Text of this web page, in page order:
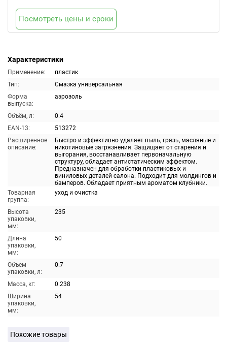
Характеристики
Применение:
пластик
Тип:
Смазка универсальная
Форма
выпуска:
аэрозоль
Объём, л:
0.4
EAN-13:
513272
Расширенное
описание:
Быстро и эффективно удаляет пыль, грязь, масляные и
никотиновые загрязнения. Защищает от старения и
выгорания, восстанавливает первоначальную
структуру, обладает антистатическим эффектом.
Предназначен для обработки пластиковых и
виниловых деталей салона. Подходит для молдингов и
бамперов. Обладает приятным ароматом клубники.
Товарная
группа:
уход и очистка
Высота
упаковки,
мм:
235
Длина
упаковки,
мм:
50
Объем
упаковки, л:
0.7
Масса, кг:
0.238
Ширина
упаковки,
мм:
54
Посмотреть цены и сроки
Похожие товары